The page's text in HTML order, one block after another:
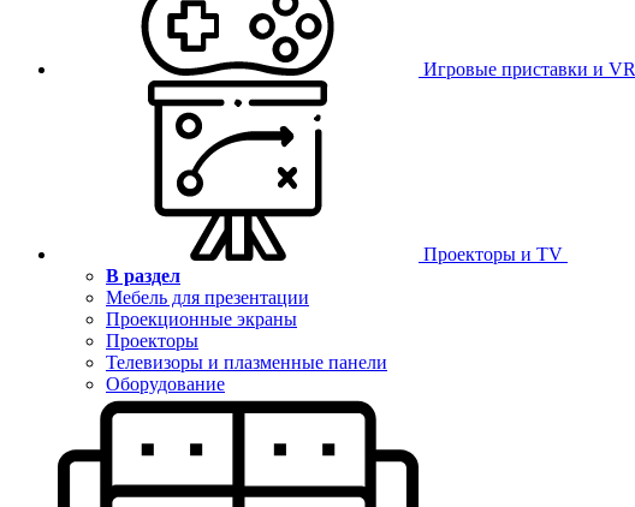
Игровые приставки и VR
Проекторы и TV
В раздел
Мебель для презентации
Проекционные экраны
Проекторы
Телевизоры и плазменные панели
Оборудование